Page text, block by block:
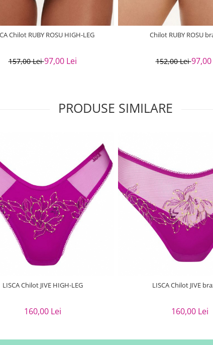
Chilot RUBY ROSU HIGH-LEG
157,00 Lei97,00 Lei
Chilot RUBY ROSU
152,00 Lei97,00
PRODUSE SIMILARE
LISCA Chilot JIVE HIGH-LEG
160,00 Lei
LISCA Chilot JIVE
160,00 Lei